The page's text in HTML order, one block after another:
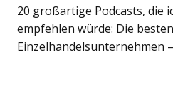
20 großartige Podcasts, die
empfehlen würde: Die
Einzelhandelsunternehmen